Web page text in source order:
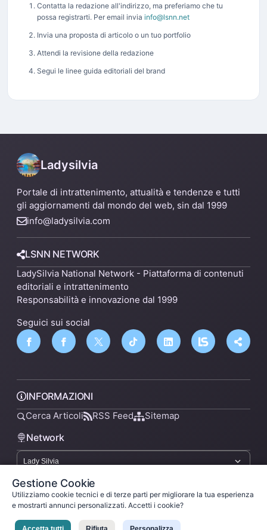
Contatta la redazione all'indirizzo, ma preferiamo che tu
possa registrarti. Per email invia info@lsnn.net
Invia una proposta di articolo o un tuo portfolio
Attendi la revisione della redazione
Segui le linee guida editoriali del brand
Gestione Cookie
Utilizziamo cookie tecnici e di terze parti per migliorare la tua esperienza
e mostrarti annunci personalizzati. Accetti i cookie?
Ladysilvia
Portale di intrattenimento, attualità e tendenze e tutti
gli aggiornamenti dal mondo del web, sin dal 1999
info@ladysilvia.com
LSNN NETWORK
LadySilvia National Network - Piattaforma di contenuti
editoriali e intrattenimento
Responsabilità e innovazione dal 1999
Seguici sui social
INFORMAZIONI
Cerca Articoli RSS Feed Sitemap
Network
lsnn.net
Privacy Policy Termini di Servizio